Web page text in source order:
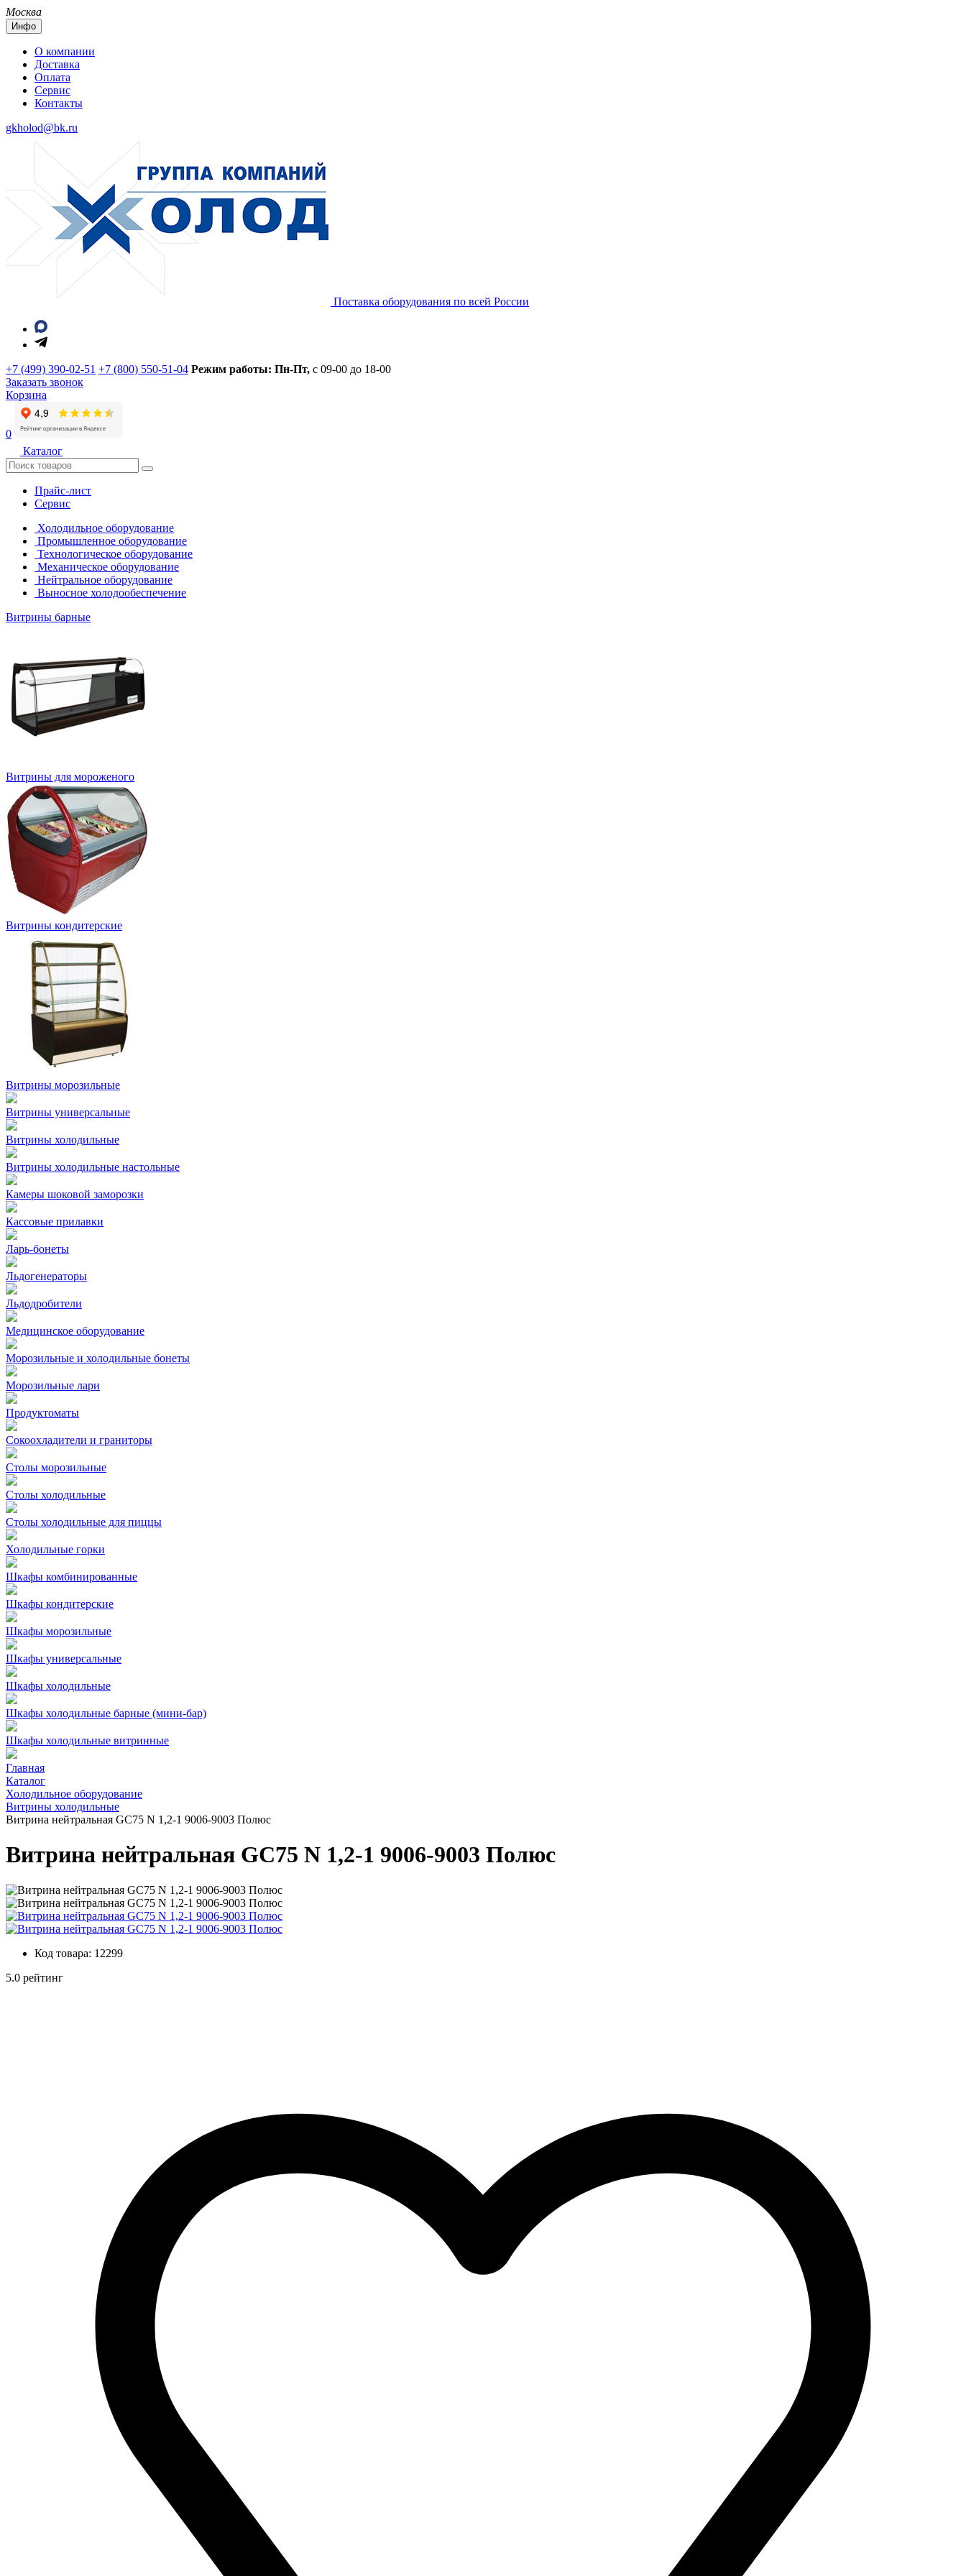
Москва
Инфо
О компании
Доставка
Оплата
Сервис
Контакты
gkholod@bk.ru
Поставка оборудования по всей России
+7 (499) 390-02-51 +7 (800) 550-51-04 Режим работы: Пн-Пт, с 09-00 до 18-00
Заказать звонок
Корзина
0
Каталог
Прайс-лист
Сервис
Холодильное оборудование
Промышленное оборудование
Технологическое оборудование
Механическое оборудование
Нейтральное оборудование
Выносное холодообеспечение
Витрины барные
Витрины для мороженого
Витрины кондитерские
Витрины морозильные
Витрины универсальные
Витрины холодильные
Витрины холодильные настольные
Камеры шоковой заморозки
Кассовые прилавки
Ларь-бонеты
Льдогенераторы
Льдодробители
Медицинское оборудование
Морозильные и холодильные бонеты
Морозильные лари
Продуктоматы
Сокоохладители и граниторы
Столы морозильные
Столы холодильные
Столы холодильные для пиццы
Холодильные горки
Шкафы комбинированные
Шкафы кондитерские
Шкафы морозильные
Шкафы универсальные
Шкафы холодильные
Шкафы холодильные барные (мини-бар)
Шкафы холодильные витринные
Главная
Каталог
Холодильное оборудование
Витрины холодильные
Витрина нейтральная GC75 N 1,2-1 9006-9003 Полюс
Витрина нейтральная GC75 N 1,2-1 9006-9003 Полюс
Код товара: 12299
5.0 рейтинг